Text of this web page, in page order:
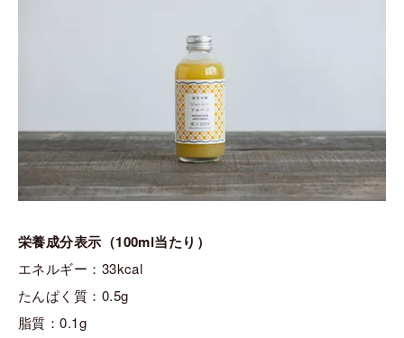
栄養成分表示（100ml当たり）
エネルギー：33kcal
たんぱく質：0.5g
脂質：0.1g